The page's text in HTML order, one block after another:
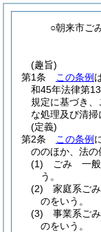
○朝来市ご
(趣旨)
第1条
この条例
和45年法律第
規定に基づき
な処理及び清掃
(定義)
第2条
この条例
ののほか、法の
(1)
ごみ 一般
う。
(2)
家庭系ご
のをいう。
(3)
事業系ご
のをいう。